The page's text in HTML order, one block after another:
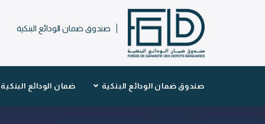
صندوق ضمان الودائع البنكية
صندوق ضمان الودائع البنكية ضمان الودائع البنكية